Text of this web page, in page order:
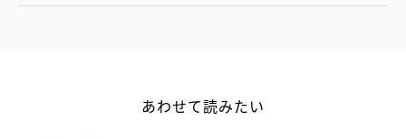
あわせて読みたい